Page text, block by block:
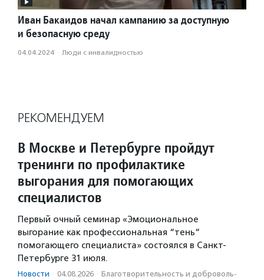
Иван Бакаидов начал кампанию за доступную
и безопасную среду
04.04.2024 · Люди с инвалидностью
РЕКОМЕНДУЕМ
В Москве и Петербурге пройдут
тренинги по профилактике
выгорания для помогающих
специалистов
Первый очный семинар «Эмоциональное
выгорание как профессиональная “тень“
помогающего специалиста» состоялся в Санкт-
Петербурге 31 июля.
Новости · 04.08.2026 · Благотвори­тель­ность и доброволь­